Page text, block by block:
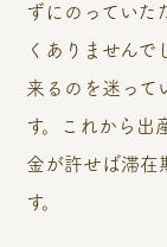
ずにのっていた
くありません
来るのを迷って
す。これから出
金が許せば滞在
す。